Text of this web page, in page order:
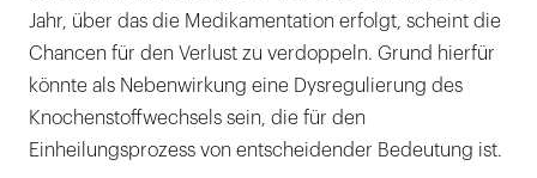
Jahr, über das die Medikamentation erfolgt, scheint die
Chancen für den Verlust zu verdoppeln. Grund hierfür
könnte als Nebenwirkung eine Dysregulierung des
Knochenstoffwechsels sein, die für den
Einheilungsprozess von entscheidender Bedeutung ist.